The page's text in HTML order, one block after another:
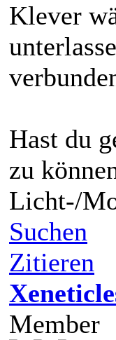
Klever
Hast du
zu
Licht-/
Suchen
Zitieren
Member